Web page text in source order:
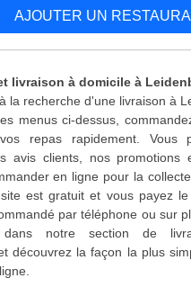
AJOUTER UN
livraison à domicile à
la recherche d'une livraison à
menus ci-dessus,
repas rapidement. Vous
avis clients, nos promotions
en ligne pour la
est gratuit et vous payez
par téléphone ou sur
dans notre section de
découvrez la façon la plus